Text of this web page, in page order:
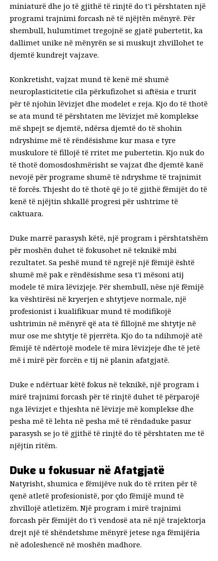
miniaturë dhe jo të gjithë të rinjtë do t'i përshtaten një
programi trajnimi forcash në të njëjtën mënyrë. Për
shembull, hulumtimet tregojnë se gjatë pubertetit, ka
dallimet unike në mënyrën se si muskujt zhvillohet te
djemtë kundrejt vajzave.
Konkretisht, vajzat mund të kenë më shumë
neuroplasticitetie cila përkufizohet si aftësia e trurit
për të njohin lëvizjet dhe modelet e reja. Kjo do të thotë
se ata mund të përshtaten me lëvizjet më komplekse
më shpejt se djemtë, ndërsa djemtë do të shohin
ndryshime më të rëndësishme kur masa e tyre
muskulore të fillojë të rritet me pubertetin. Kjo nuk do
të thotë domosdoshmërisht se vajzat dhe djemtë kanë
nevojë për programe shumë të ndryshme të trajnimit
të forcës. Thjesht do të thotë që jo të gjithë fëmijët do të
kenë të njëjtin shkallë progresi për ushtrime të
caktuara.
Duke marrë parasysh këtë, një program i përshtatshëm
për moshën duhet të fokusohet në teknikë mbi
rezultatet. Sa peshë mund të ngrejë një fëmijë është
shumë më pak e rëndësishme sesa t'i mësoni atij
modele të mira lëvizjeje. Për shembull, nëse një fëmijë
ka vështirësi në kryerjen e shtytjeve normale, një
profesionist i kualifikuar mund të modifikojë
ushtrimin në mënyrë që ata të fillojnë me shtytje në
mur ose me shtytje të pjerrëta. Kjo do ta ndihmojë atë
fëmijë të ndërtojë modele të mira lëvizjeje dhe të jetë
më i mirë për forcën e tij në planin afatgjatë.
Duke e ndërtuar këtë fokus në teknikë, një program i
mirë trajnimi forcash për të rinjtë duhet të përparojë
nga lëvizjet e thjeshta në lëvizje më komplekse dhe
pesha më të lehta në pesha më të rëndaduke pasur
parasysh se jo të gjithë të rinjtë do të përshtaten me të
njëjtin ritëm.
Duke u fokusuar në Afatgjatë
Natyrisht, shumica e fëmijëve nuk do të rriten për të
qenë atletë profesionistë, por çdo fëmijë mund të
zhvillojë atletizëm. Një program i mirë trajnimi
forcash për fëmijët do t'i vendosë ata në një trajektorja
drejt një të shëndetshme mënyrë jetese nga fëmijëria
në adoleshencë në moshën madhore.